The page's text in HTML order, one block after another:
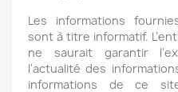
Les informations
sont à titre informatif.
ne saurait garantir
l'actualité des
informations de ce